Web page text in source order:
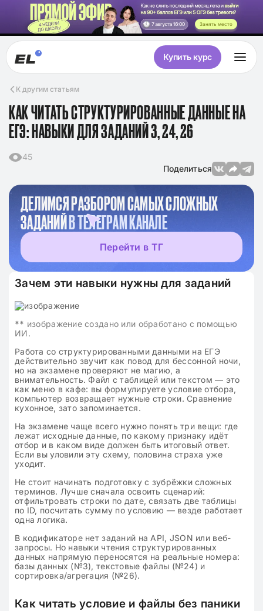
Занять место
Купить курс
К другим статьям
КАК ЧИТАТЬ СТРУКТУРИРОВАННЫЕ ДАННЫЕ НА
ЕГЭ: НАВЫКИ ДЛЯ ЗАДАНИЙ 3, 24, 26
45
Поделиться
ДЕЛИМСЯ РАЗБОРОМ САМЫХ СЛОЖНЫХ
ЗАДАНИЙВ ТЕЛЕГРАМ КАНАЛЕ
Перейти в ТГ
Зачем эти навыки нужны для заданий
** изображение создано или обработано с помощью
ИИ.
Работа со структурированными данными на ЕГЭ
действительно звучит как повод для бессонной ночи,
но на экзамене проверяют не магию, а
внимательность. Файл с таблицей или текстом — это
как меню в кафе: вы формулируете условие отбора,
компьютер возвращает нужные строки. Сравнение
кухонное, зато запоминается.
На экзамене чаще всего нужно понять три вещи: где
лежат исходные данные, по какому признаку идёт
отбор и в каком виде должен быть итоговый ответ.
Если вы уловили эту схему, половина страха уже
уходит.
Не стоит начинать подготовку с зубрёжки сложных
терминов. Лучше сначала освоить сценарий:
отфильтровать строки по дате, связать две таблицы
по ID, посчитать сумму по условию — везде работает
одна логика.
В кодификаторе нет заданий на API, JSON или веб-
запросы. Но навыки чтения структурированных
данных напрямую переносятся на реальные номера:
базы данных (№3), текстовые файлы (№24) и
сортировка/агрегация (№26).
Как читать условие и файлы без паники